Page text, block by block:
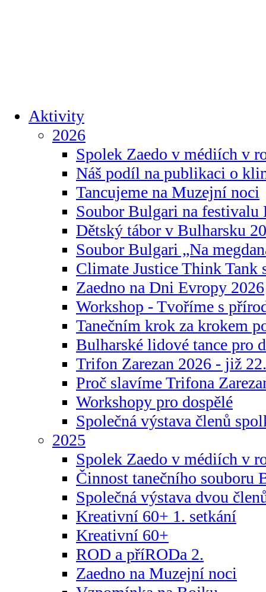
Aktivity
2026
Spolek Zaedo v médiích v
Náš podíl na publikaci o
Tancujeme na Muzejní noci
Soubor Bulgari na festivalu
Dětský tábor v Bulharsku
Soubor Bulgari „Na
Climate Justice Think Tank
Zaedno na Dni Evropy 2026
Workshop - Tvoříme s
Tanečním krok za krokem
Bulharské lidové tance pro
Trifon Zarezan 2026 - již
Proč slavíme Trifona
Workshopy pro dospělé
Společná výstava členů
2025
Spolek Zaedo v médiích v
Činnost tanečního souboru
Společná výstava dvou
Kreativní 60+ 1. setkání
Kreativní 60+
ROD a příRODa 2.
Zaedno na Muzejní noci